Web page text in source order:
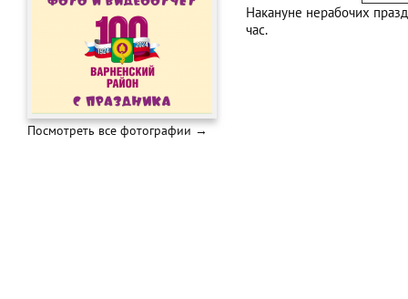
Накануне нерабочих
час.
Посмотреть все фотографии →